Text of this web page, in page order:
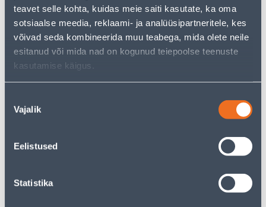
teavet selle kohta, kuidas meie saiti kasutate, ka oma
sotsiaalse meedia, reklaami- ja analüüsipartneritele, kes
võivad seda kombineerida muu teabega, mida olete neile
esitanud või mida nad on kogunud teiepoolse teenuste
kasutamise käigus.
valik
Vajalik
Eelistused
Statistika
Посмотреть наличие
• 14-päevane tagastusõigus.
Предполагаемая доставка 4,99 € от 2-5 tööpäeva
Спецификация